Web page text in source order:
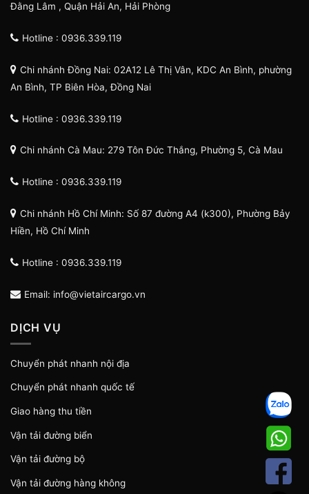
Đằng Lâm , Quận Hải An, Hải Phòng
Hotline : 0936.339.119
Chi nhánh Đồng Nai: 02A12 Lê Thị Vân, KDC An Bình, phường
An Bình, TP Biên Hòa, Đồng Nai
Hotline : 0936.339.119
Chi nhánh Cà Mau: 279 Tôn Đức Thắng, Phường 5, Cà Mau
Hotline : 0936.339.119
Chi nhánh Hồ Chí Minh: Số 87 đường A4 (k300), Phường Bảy
Hiền, Hồ Chí Minh
Hotline : 0936.339.119
Email: info@vietaircargo.vn
DỊCH VỤ
Chuyển phát nhanh nội địa
Chuyển phát nhanh quốc tế
Giao hàng thu tiền
Vận tải đường biển
Vận tải đường bộ
Vận tải đường hàng không